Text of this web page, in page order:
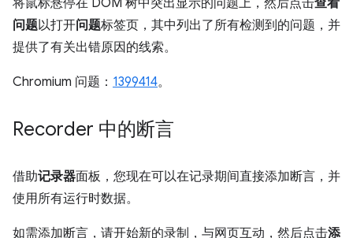
将鼠标悬停在 DOM 树中突出显示的问题上，然后点击查看
问题以打开问题标签页，其中列出了所有检测到的问题，并
提供了有关出错原因的线索。
Chromium 问题： 1399414。
Recorder 中的断言
借助记录器面板，您现在可以在记录期间直接添加断言，并
使用所有运行时数据。
如需添加断言，请开始新的录制，与网页互动，然后点击添